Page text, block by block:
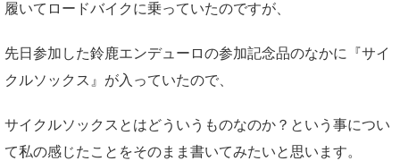
履いてロードバイクに乗っていたのですが、
先日参加した鈴鹿エンデューロの参加記念品のなかに『サイ
クルソックス』が入っていたので、
サイクルソックスとはどういうものなのか？という事につい
て私の感じたことをそのまま書いてみたいと思います。